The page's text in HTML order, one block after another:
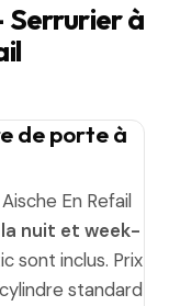
à
de porte à
En Refail
nuit et week-
sont inclus. Prix
standard